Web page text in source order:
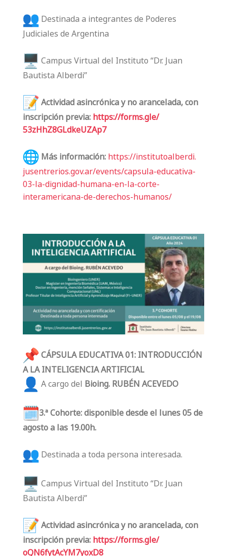
Destinada a integrantes de Poderes
Judiciales de Argentina
Campus Virtual del Instituto “Dr. Juan
Bautista Alberdi”
Actividad asincrónica y no arancelada, con
inscripción previa:https://forms.gle/
53zHhZ8GLdkeUZAp7
Más información:https://institutoalberdi.
jusentrerios.gov.ar/events/capsula-educativa-
03-la-dignidad-humana-en-la-corte-
interamericana-de-derechos-humanos/
CÁPSULA EDUCATIVA 01: INTRODUCCIÓN
A LA INTELIGENCIA ARTIFICIAL
A cargo del Bioing. RUBÉN ACEVEDO
3.ª Cohorte: disponible desde el lunes 05 de
agosto a las 19.00h.
Destinada a toda persona interesada.
Campus Virtual del Instituto “Dr. Juan
Bautista Alberdi”
Actividad asincrónica y no arancelada, con
inscripción previa:https://forms.gle/
oQN6fytAcYM7yoxD8